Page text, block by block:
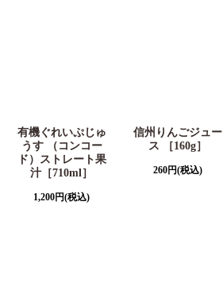
有機ぐれいぷじゅ
うす （コンコー
ド）ストレート果
汁［710ml］
1,200円(税込)
信州りんごジュー
ス ［160g］
260円(税込)